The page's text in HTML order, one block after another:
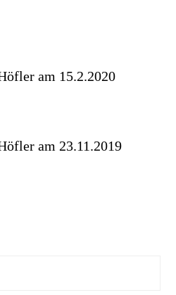
am 15.2.2020
am 23.11.2019